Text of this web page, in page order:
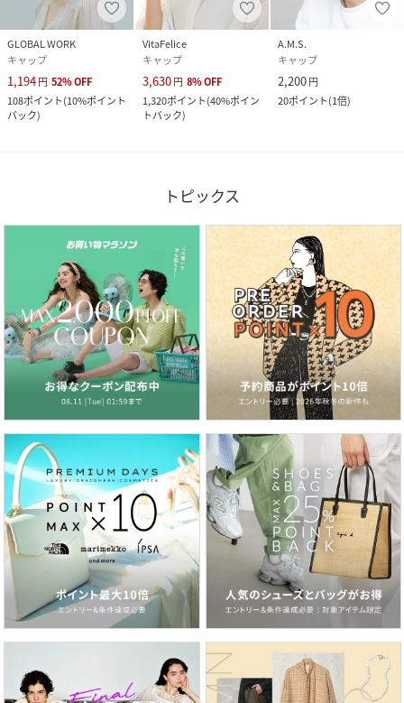
GLOBAL WORK
キャップ
1,194円 52%OFF
108ポイント(10%ポイント
バック)
VitaFelice
キャップ
3,630円 8%OFF
1,320ポイント(40%ポイン
トバック)
A.M.S.
キャップ
2,200円
20ポイント(1倍)
トピックス